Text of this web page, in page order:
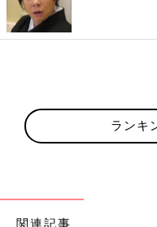
もあるけど、家族の時間が
今に至ります。それに僕、
家でリモート飲みをして
――辻さんとの夫婦げんか
み会をしたんです。途中、
空が起きる』と。こっちか
ランキ
関連記事